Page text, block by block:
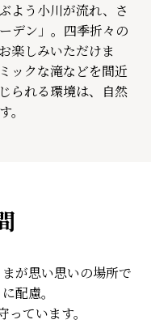
よう小川が流れ、さ
デン」。四季折々の
楽しみいただけま
ックな滝などを間近
られる環境は、自然
が思い思いの場所で
配慮。
ています。